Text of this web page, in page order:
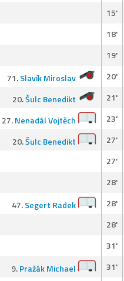
15'
18'
19'
71.Slavík Miroslav
20'
20.Šulc Benedikt
21'
27.Nenadál Vojtěch
23'
20.Šulc Benedikt
27'
27'
28'
47.Segert Radek
28'
28'
31'
9.Pražák Michael
31'